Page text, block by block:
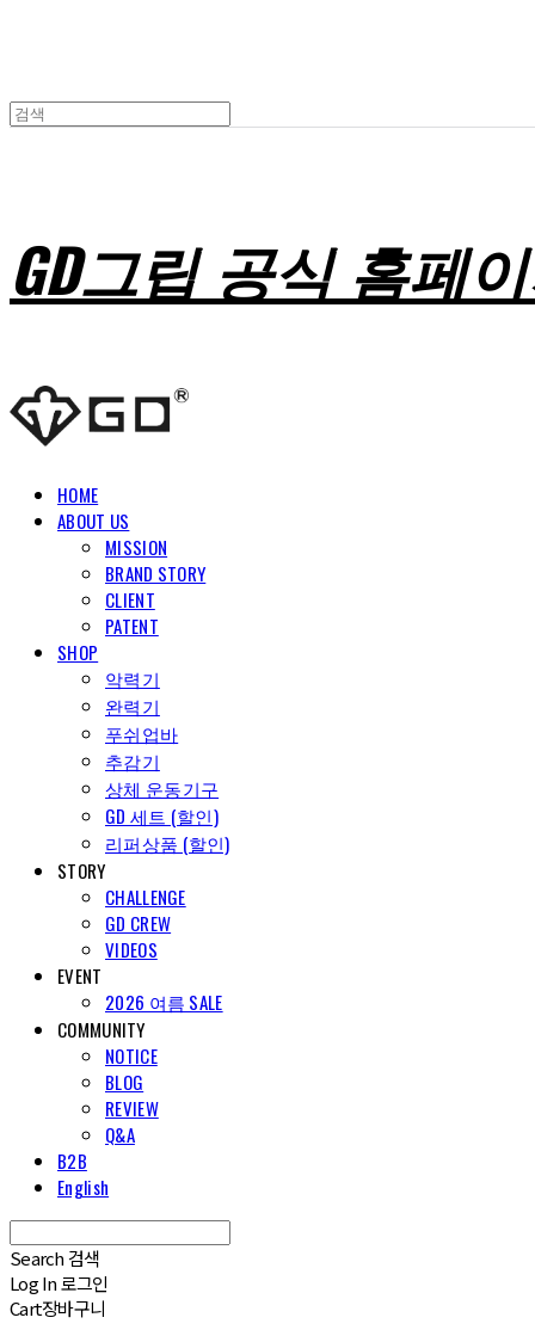
GD그립 공식 홈페
HOME
ABOUT US
MISSION
BRAND STORY
CLIENT
PATENT
SHOP
악력기
완력기
푸쉬업바
추감기
상체 운동기구
GD 세트 (할인)
리퍼상품 (할인)
STORY
CHALLENGE
GD CREW
VIDEOS
EVENT
2026 여름 SALE
COMMUNITY
NOTICE
BLOG
REVIEW
Q&A
B2B
English
Search 검색
Log In로그인
Cart장바구니